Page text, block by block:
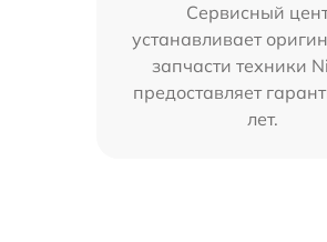
Сервисный
устанавливает
запчасти техники
предоставляет
лет.